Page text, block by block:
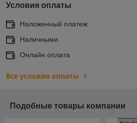
Условия оплаты
Наложенный платеж
Наличными
Онлайн оплата
Все условия оплаты
Подобные товары компании